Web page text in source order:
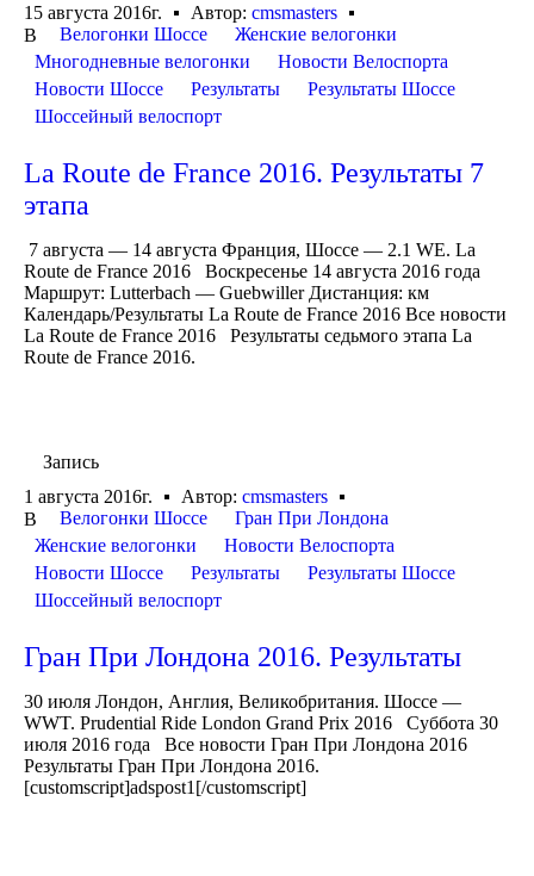
15 августа 2016г.
Автор: cmsmasters
В
Велогонки Шоссе
Женские велогонки
Многодневные велогонки
Новости Велоспорта
Новости Шоссе
Результаты
Результаты Шоссе
Шоссейный велоспорт
La Route de France 2016. Результаты 7
этапа
7 августа — 14 августа Франция, Шоссе — 2.1 WE. La
Route de France 2016 Воскресенье 14 августа 2016 года
Маршрут: Lutterbach — Guebwiller Дистанция: км
Календарь/Результаты La Route de France 2016 Все новости
La Route de France 2016 Результаты седьмого этапа La
Route de France 2016.
Запись
1 августа 2016г.
Автор: cmsmasters
В
Велогонки Шоссе
Гран При Лондона
Женские велогонки
Новости Велоспорта
Новости Шоссе
Результаты
Результаты Шоссе
Шоссейный велоспорт
Гран При Лондона 2016. Результаты
30 июля Лондон, Англия, Великобритания. Шоссе —
WWT. Prudential Ride London Grand Prix 2016 Суббота 30
июля 2016 года Все новости Гран При Лондона 2016
Результаты Гран При Лондона 2016.
[customscript]adspost1[/customscript]